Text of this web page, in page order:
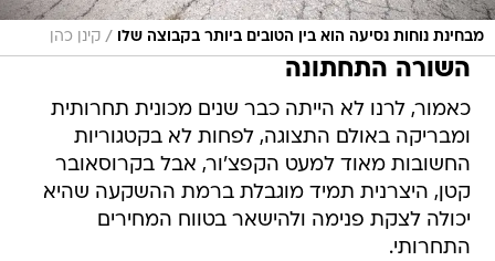
מבחינת נוחות נסיעה הוא בין הטובים ביותר בקבוצה שלו / קינן כהן
השורה התחתונה
כאמור, לרנו לא הייתה כבר שנים מכונית תחרותית
ומבריקה באולם התצוגה, לפחות לא בקטגוריות
החשובות מאוד למעט הקפצ'ור, אבל בקרוסאובר
קטן, היצרנית תמיד מוגבלת ברמת ההשקעה שהיא
יכולה לצקת פנימה ולהישאר בטווח המחירים
התחרותי.